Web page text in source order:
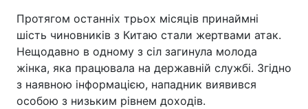
Протягом останніх трьох місяців принаймні
шість чиновників з Китаю стали жертвами атак.
Нещодавно в одному з сіл загинула молода
жінка, яка працювала на державній службі. Згідно
з наявною інформацією, нападник виявився
особою з низьким рівнем доходів.